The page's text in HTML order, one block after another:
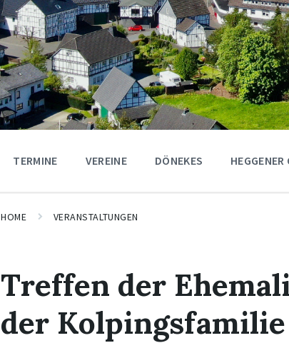
TERMINE VEREINE DÖNEKES HEGGENER
HOME VERANSTALTUNGEN
Treffen der
der Kolpingsfamilie